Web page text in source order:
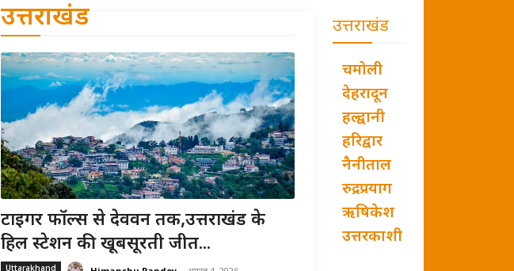
उत्तराखंड
टाइगर फॉल्स से देववन तक,उत्तराखंड के
हिल स्टेशन की खूबसूरती जीत...
Uttarakhand
उत्तराखंड
चमोली
देहरादून
हल्द्वानी
हरिद्वार
नैनीताल
रुद्रप्रयाग
ऋषिकेश
उत्तरकाशी